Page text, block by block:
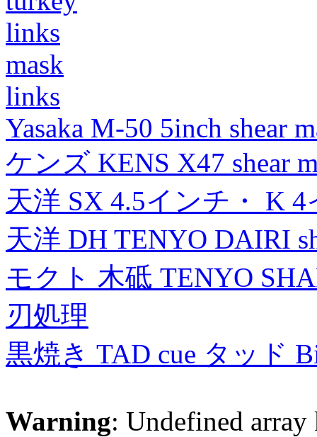
links
mask
links
Yasaka M-50 5inch shear
ケンズ KENS X47 shear
天洋 SX 4.5インチ・ K
天洋 DH TENYO DAIRI
モクト 木砥 TENYO
刃処理
黒焼き TAD cue タッド
Warning: Undefined